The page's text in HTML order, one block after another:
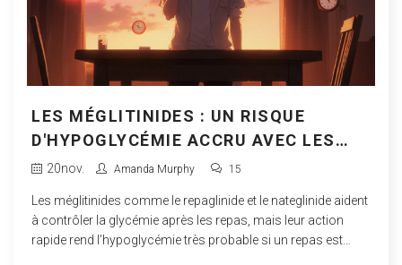
LES MÉGLITINIDES : UN RISQUE
D'HYPOGLYCÉMIE ACCRU AVEC LES
REPAS IRRÉGULIERS
20nov. Amanda Murphy 15
Les méglitinides comme le repaglinide et le nateglinide aident
à contrôler la glycémie après les repas, mais leur action
rapide rend l’hypoglycémie très probable si un repas est